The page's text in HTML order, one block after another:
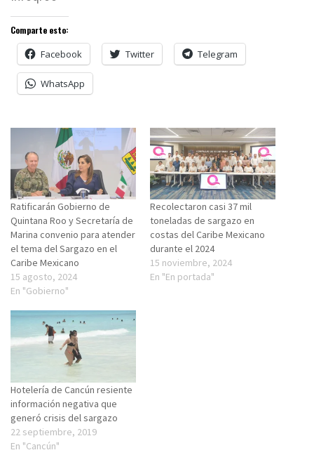
Comparte esto:
Facebook Twitter Telegram
WhatsApp
Ratificarán Gobierno de
Quintana Roo y Secretaría de
Marina convenio para atender
el tema del Sargazo en el
Caribe Mexicano
15 agosto, 2024
En "Gobierno"
Recolectaron casi 37 mil
toneladas de sargazo en
costas del Caribe Mexicano
durante el 2024
15 noviembre, 2024
En "En portada"
Hotelería de Cancún resiente
información negativa que
generó crisis del sargazo
22 septiembre, 2019
En "Cancún"